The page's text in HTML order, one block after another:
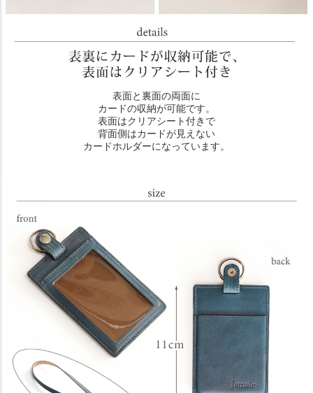
表面と裏面の両面に
カードの収納が可能です。
表面はクリアシート付きで
背面側はカードが見えない
カードホルダーになっています。